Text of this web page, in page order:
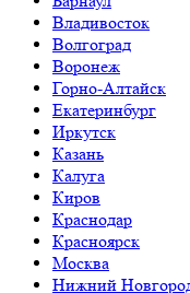
Владивосток
Волгоград
Воронеж
Горно-Алтайск
Екатеринбург
Иркутск
Казань
Калуга
Киров
Краснодар
Красноярск
Москва
Нижний